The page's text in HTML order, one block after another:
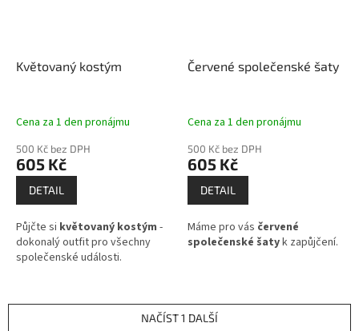
Květovaný kostým
Cena za 1 den pronájmu
500 Kč bez DPH
605 Kč
DETAIL
Půjčte si květovaný kostým -
dokonalý outfit pro všechny
společenské události.
Červené společenské šaty
Cena za 1 den pronájmu
500 Kč bez DPH
605 Kč
DETAIL
Máme pro vás červené
společenské šatyk zapůjčení.
NAČÍST 1 DALŠÍ